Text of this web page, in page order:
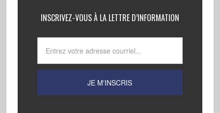
INSCRIVEZ-VOUS À LA LETTRE D’INFORMATION